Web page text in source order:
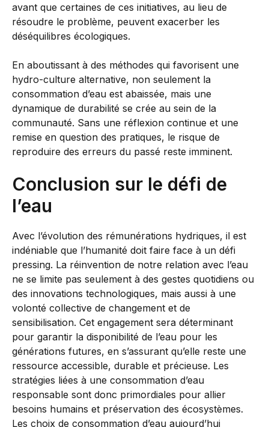
avant que certaines de ces initiatives, au lieu de
résoudre le problème, peuvent exacerber les
déséquilibres écologiques.
En aboutissant à des méthodes qui favorisent une
hydro-culture alternative, non seulement la
consommation d’eau est abaissée, mais une
dynamique de durabilité se crée au sein de la
communauté. Sans une réflexion continue et une
remise en question des pratiques, le risque de
reproduire des erreurs du passé reste imminent.
Conclusion sur le défi de
l’eau
Avec l’évolution des rémunérations hydriques, il est
indéniable que l’humanité doit faire face à un défi
pressing. La réinvention de notre relation avec l’eau
ne se limite pas seulement à des gestes quotidiens ou
des innovations technologiques, mais aussi à une
volonté collective de changement et de
sensibilisation. Cet engagement sera déterminant
pour garantir la disponibilité de l’eau pour les
générations futures, en s’assurant qu’elle reste une
ressource accessible, durable et précieuse. Les
stratégies liées à une consommation d’eau
responsable sont donc primordiales pour allier
besoins humains et préservation des écosystèmes.
Les choix de consommation d’eau aujourd’hui